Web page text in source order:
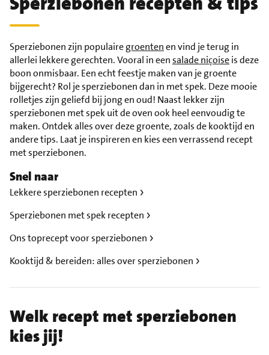
Sperziebonen zijn populairegroentenen vind je terug in
allerlei lekkere gerechten. Vooral in eensalade niçoiseis deze
boon onmisbaar. Een echt feestje maken van je groente
bijgerecht? Rol je sperziebonen dan in met spek. Deze mooie
rolletjes zijn geliefd bij jong en oud! Naast lekker zijn
sperziebonen met spek uit de oven ook heel eenvoudig te
maken. Ontdek alles over deze groente, zoals de kooktijd en
andere tips. Laat je inspireren en kies een verrassend recept
met sperziebonen.
Snel naar
Lekkere sperziebonen recepten
Sperziebonen met spek recepten
Ons toprecept voor sperziebonen
Kooktijd & bereiden: alles over sperziebonen
Welk recept met sperziebonen
kies jij!